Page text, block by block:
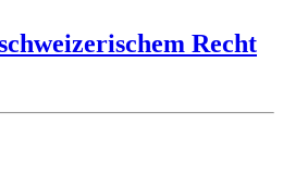
Recht